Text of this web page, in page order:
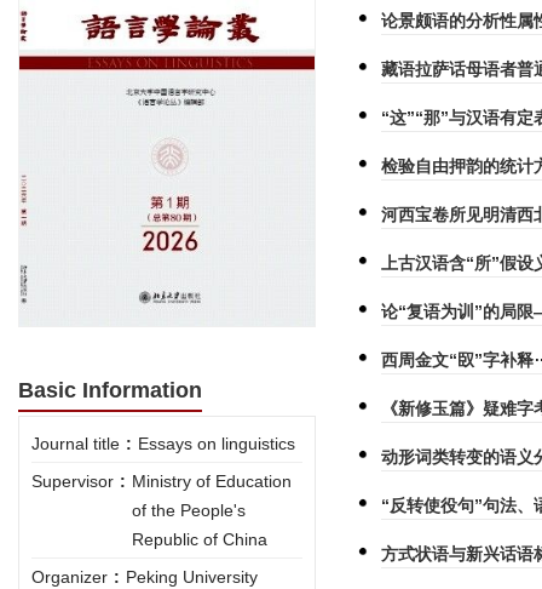
Basic Information
Journal title : Essays on linguistics
Supervisor : Ministry of Education
of the People's
Republic of China
Organizer : Peking University
论景颇语的分析性属
藏语拉萨话母语者普
“这”“那”与汉语有
检验自由押韵的统计
河西宝卷所见明清西
上古汉语含“所”假
论“复语为训”的局
西周金文“臤”字补释
《新修玉篇》疑难字
动形词类转变的语义
“反转使役句”句法、
方式状语与新兴话